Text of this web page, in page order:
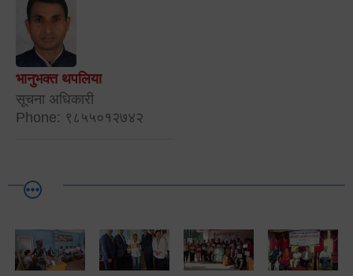
भानुभक्त थपलिया
सूचना अधिकारी
Phone: ९८५५०१२७४२